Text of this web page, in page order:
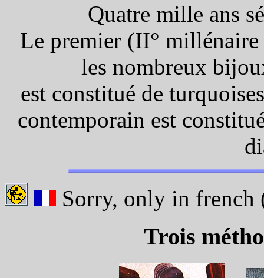
Quatre mille ans
Le premier (II° millénaire
les nombreux
est constitué de
contemporain est
Sorry, only in french
Trois